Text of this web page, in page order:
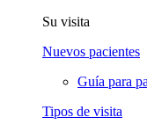
Su visita
Nuevos pacientes
Guía para
Tipos de visita